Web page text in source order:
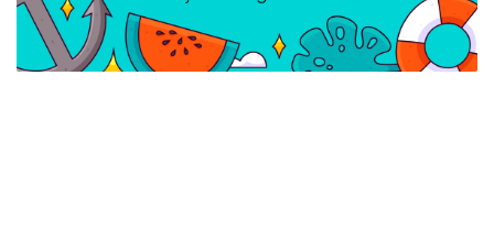
Lenovo USI Pen 2 Magnetic
Cikkszám:GX81Q72385 Gyártói cikkszám:GX81Q72385